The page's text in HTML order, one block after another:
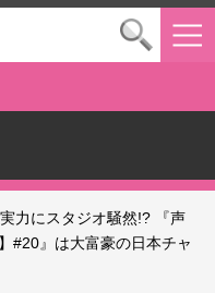
力にスタジオ騒然!? 『声
#20』は大富豪の日本チャ